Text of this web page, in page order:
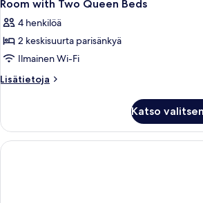
Room with Two Queen Beds
4 henkilöä
2 keskisuurta parisänkyä
Ilmainen Wi-Fi
Lisätietoja
Lisätietoja
Two
Queen
Beds
Katso